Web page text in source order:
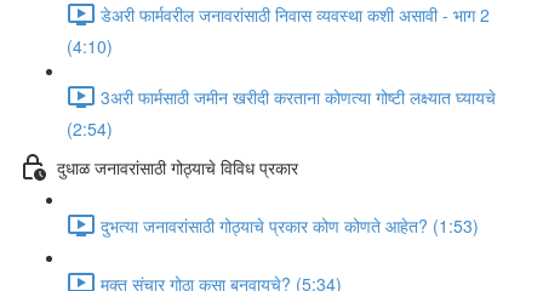
डेअरी फार्मवरील जनावरांसाठी निवास व्यवस्था कशी असावी - भाग 2
(4:10)
3अरी फार्मसाठी जमीन खरीदी करताना कोणत्या गोष्टी लक्ष्यात घ्यायचे
(2:54)
दुधाळ जनावरांसाठी गोठ्याचे विविध प्रकार
दुभत्या जनावरांसाठी गोठ्याचे प्रकार कोण कोणते आहेत? (1:53)
मुक्त संचार गोठा कसा बनवायचे? (5:34)